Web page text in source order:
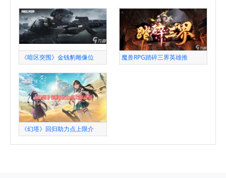
《暗区突围》金钱豹雕像位 魔兽RPG踏碎三界英雄推
《幻塔》回归助力点上限介